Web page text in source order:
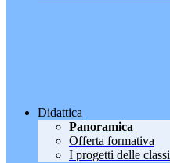
Didattica
Panoramica
Offerta formativa
I progetti delle classi